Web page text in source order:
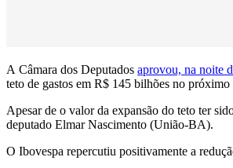
A Câmara dos Deputados aprovou, na noite
teto de gastos em R$ 145 bilhões no próximo
Apesar de o valor da expansão do teto ter
deputado Elmar Nascimento (União-BA).
O Ibovespa repercutiu positivamente a